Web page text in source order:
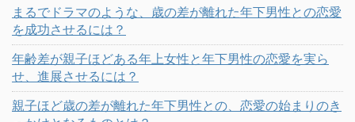
まるでドラマのような、歳の差が離れた年下男性との恋愛
を成功させるには？
年齢差が親子ほどある年上女性と年下男性の恋愛を実ら
せ、進展させるには？
親子ほど歳の差が離れた年下男性との、恋愛の始まりのき